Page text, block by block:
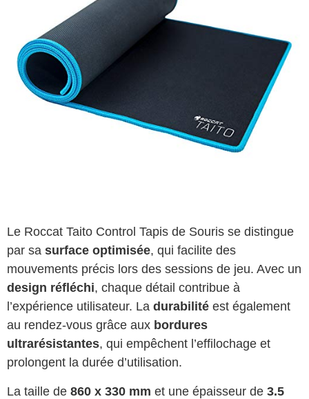
Le Roccat Taito Control Tapis de Souris se distingue
par sa surface optimisée, qui facilite des
mouvements précis lors des sessions de jeu. Avec un
design réfléchi, chaque détail contribue à
l’expérience utilisateur. La durabilité est également
au rendez-vous grâce aux bordures
ultrarésistantes, qui empêchent l’effilochage et
prolongent la durée d’utilisation.
La taille de 860 x 330 mm et une épaisseur de 3.5